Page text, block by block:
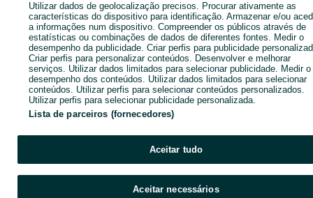
Enviar mensagem
Utilizar dados de geolocalização precisos. Procurar ativamente as
características do dispositivo para identificação. Armazenar e/ou
a informações num dispositivo. Compreender os públicos através de
estatísticas ou combinações de dados de diferentes fontes. Medir o
desempenho da publicidade. Criar perfis para publicidade
Criar perfis para personalizar conteúdos. Desenvolver e melhorar
serviços. Utilizar dados limitados para selecionar publicidade. Medir o
desempenho dos conteúdos. Utilizar dados limitados para selecionar
conteúdos. Utilizar perfis para selecionar conteúdos personalizados.
Utilizar perfis para selecionar publicidade personalizada.
Lista de parceiros (fornecedores)
Aceitar tudo
Aceitar necessários